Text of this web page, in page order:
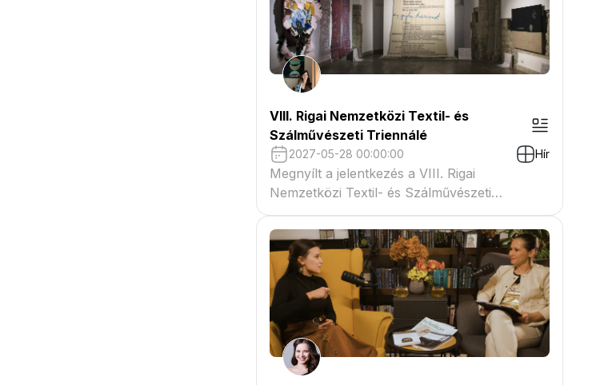
VIII. Rigai Nemzetközi Textil- és
Szálművészeti Triennálé
2027-05-28 00:00:00 Hír
Megnyílt a jelentkezés a VIII. Rigai
Nemzetközi Textil- és Szálművészeti
Triennáléra